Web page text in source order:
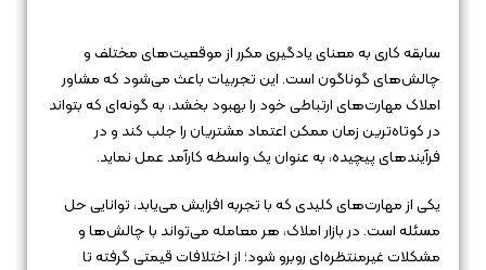
سابقه کاری به معنای یادگیری مکرر از موقعیت‌های مختلف و
چالش‌های گوناگون است. این تجربیات باعث می‌شود که مشاور
املاک مهارت‌های ارتباطی خود را بهبود بخشد، به گونه‌ای که بتواند
در کوتاه‌ترین زمان ممکن اعتماد مشتریان را جلب کند و در
فرآیندهای پیچیده، به عنوان یک واسطه کارآمد عمل نماید.
یکی از مهارت‌های کلیدی که با تجربه افزایش می‌یابد، توانایی حل
مسئله است. در بازار املاک، هر معامله می‌تواند با چالش‌ها و
مشکلات غیرمنتظره‌ای روبرو شود؛ از اختلافات قیمتی گرفته تا